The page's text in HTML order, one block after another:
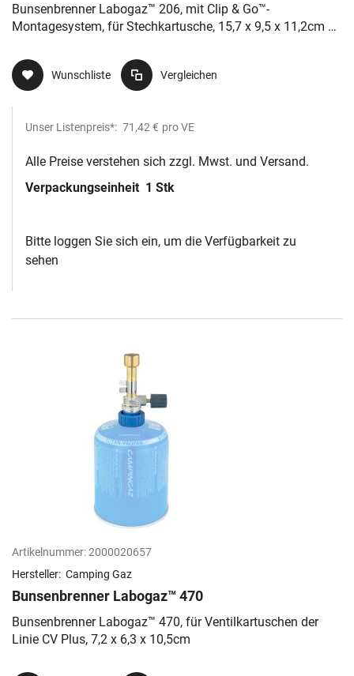
Bunsenbrenner Labogaz™ 206, mit Clip & Go™-
Montagesystem, für Stechkartusche, 15,7 x 9,5 x 11,2cm C
Wunschliste Vergleichen
Unser Listenpreis*: 71,42 € pro VE
Alle Preise verstehen sich zzgl. Mwst. und Versand.
Verpackungseinheit 1 Stk
Bitte loggen Sie sich ein, um die Verfügbarkeit zu
sehen
Artikelnummer:2000020657
Hersteller: Camping Gaz
Bunsenbrenner Labogaz™ 470
Bunsenbrenner Labogaz™ 470, für Ventilkartuschen der
Linie CV Plus, 7,2 x 6,3 x 10,5cm